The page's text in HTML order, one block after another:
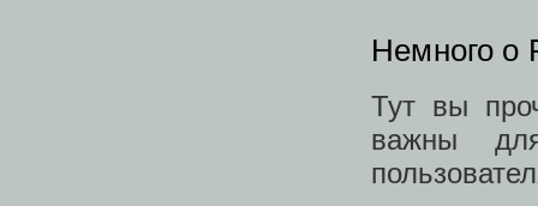
Немного о
Тут вы
важны